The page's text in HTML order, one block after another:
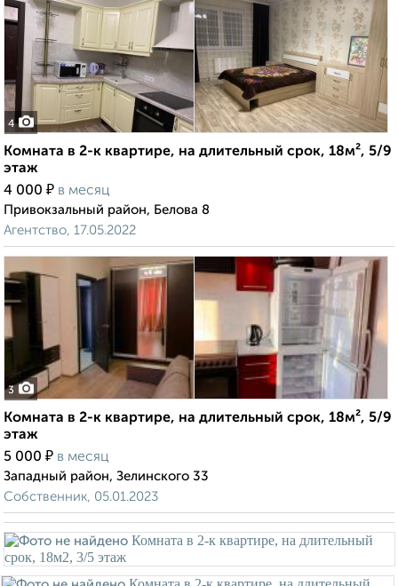
4
Комната в 2-к квартире, на длительный срок, 18м², 5/9
этаж
4 000 ₽ в месяц
Привокзальный район, Белова 8
Агентство, 17.05.2022
3
Комната в 2-к квартире, на длительный срок, 18м², 5/9
этаж
5 000 ₽ в месяц
Западный район, Зелинского 33
Собственник, 05.01.2023